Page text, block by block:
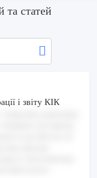
та статей
і звіту КІК